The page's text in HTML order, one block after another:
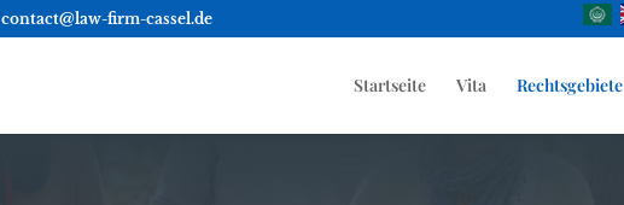
contact@law-firm-cassel.de
Startseite Vita Rechtsgebiete